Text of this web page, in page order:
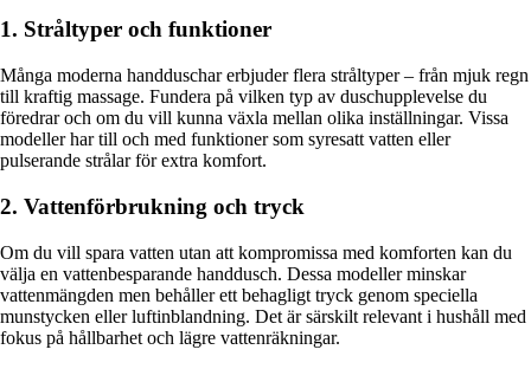
1. Stråltyper och funktioner
Många moderna handduschar erbjuder flera stråltyper – från mjuk regn
till kraftig massage. Fundera på vilken typ av duschupplevelse du
föredrar och om du vill kunna växla mellan olika inställningar. Vissa
modeller har till och med funktioner som syresatt vatten eller
pulserande strålar för extra komfort.
2. Vattenförbrukning och tryck
Om du vill spara vatten utan att kompromissa med komforten kan du
välja en vattenbesparande handdusch. Dessa modeller minskar
vattenmängden men behåller ett behagligt tryck genom speciella
munstycken eller luftinblandning. Det är särskilt relevant i hushåll med
fokus på hållbarhet och lägre vattenräkningar.